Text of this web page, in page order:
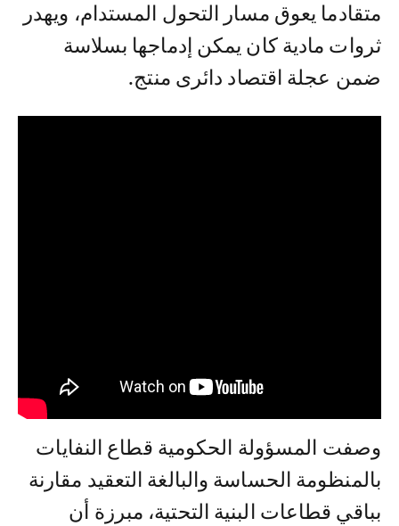
متقادما يعوق مسار التحول المستدام، ويهدر
ثروات مادية كان يمكن إدماجها بسلاسة
ضمن عجلة اقتصاد دائرى منتج.
وصفت المسؤولة الحكومية قطاع النفايات
بالمنظومة الحساسة والبالغة التعقيد مقارنة
بباقي قطاعات البنية التحتية، مبرزة أن